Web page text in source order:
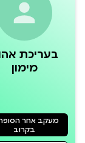
בעריכת
מימון
מעקב אחר
בקרוב